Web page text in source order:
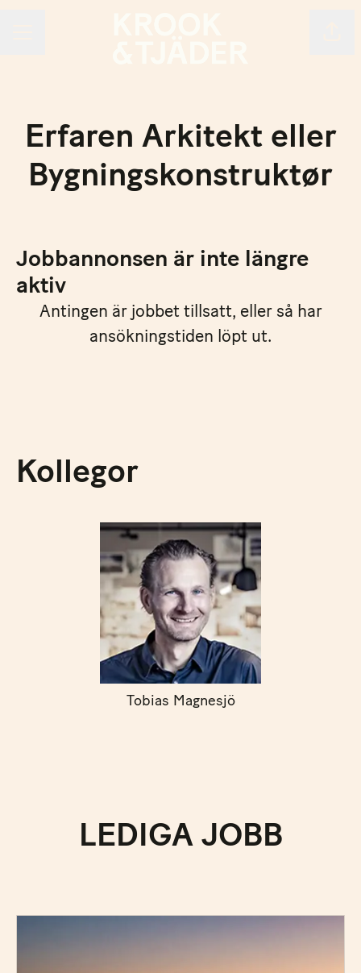
Erfaren Arkitekt eller
Bygningskonstruktør
Jobbannonsen är inte längre
aktiv
Antingen är jobbet tillsatt, eller så har
ansökningstiden löpt ut.
Kollegor
Tobias Magnesjö
LEDIGA JOBB